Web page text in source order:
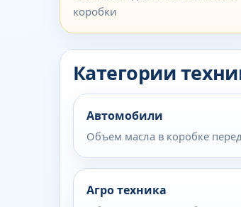
коробки
Категории
Автомобили
Объем масла в коробке
Агро техника